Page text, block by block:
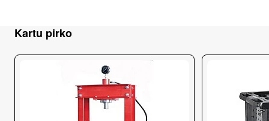
Kartu pirko